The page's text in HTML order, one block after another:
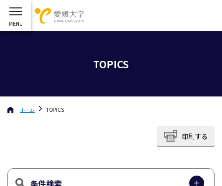
TOPICS
ホーム TOPICS
印刷する
条件検索